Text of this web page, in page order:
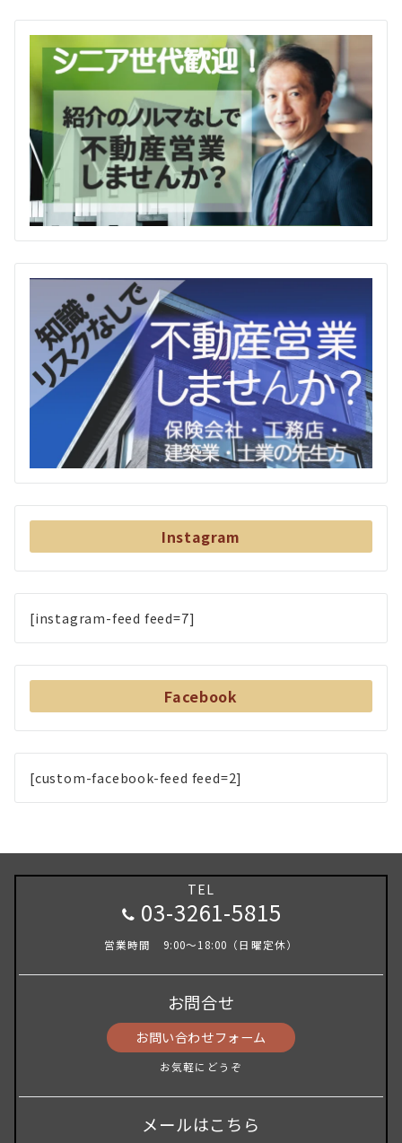
Instagram
[instagram-feed feed=7]
Facebook
[custom-facebook-feed feed=2]
TEL
03-3261-5815
営業時間 9:00～18:00（日曜定休）
お問合せ
お問い合わせフォーム
お気軽にどうぞ
メールはこちら